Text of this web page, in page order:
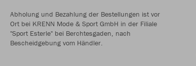
Abholung und Bezahlung der Bestellungen ist vor
Ort bei KRENN Mode & Sport GmbH in der Filiale
"Sport Esterle" bei Berchtesgaden, nach
Bescheidgebung vom Händler.